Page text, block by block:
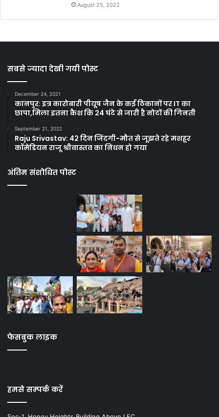
August 25, 2022
सबसे ज्यादा देखी गयी पोस्ट
December 24, 2021
कानपुर: इत्र कारोबारी पीयूष जैन के कई ठिकानों पर IT का
छापा,मिला इतना कैश कि 24 घंटे से जारी है नोटों की गिनती
September 21, 2022
Raju Srivastav: 42 दिन जिंदगी-मौत से जूझते रहे मशहूर
कॉमेडियन राजू श्रीवास्तव का निधन हो गया
अंतिम संशोधित पोस्ट
फेसबुक लाइक
हमसे सम्पर्क करें